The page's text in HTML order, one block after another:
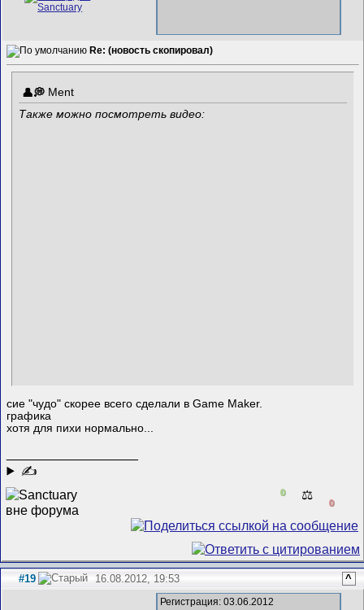
Re: (новость скопировал)
Ment
Также можно посмотреть видео:
сие "чудо" скорее всего сделали в Game Maker.
графика
хотя для пихи нормально...
✍
0 ⚖️
0
#19 16.08.2012, 19:53 ^
Регистрация: 03.06.2012